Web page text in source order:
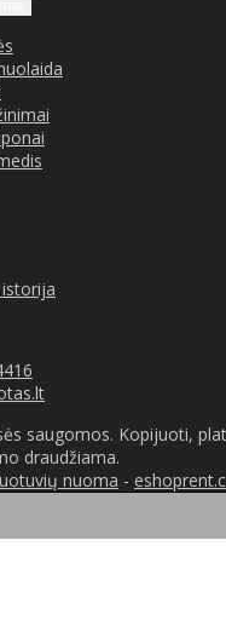
saugomos. Kopijuoti,
draudžiama.
nuoma -